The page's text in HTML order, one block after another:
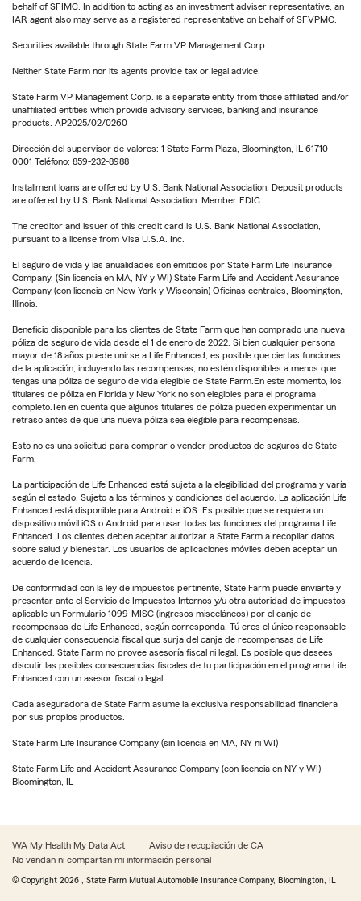
behalf of SFIMC. In addition to acting as an investment adviser representative, an
IAR agent also may serve as a registered representative on behalf of SFVPMC.
Securities available through State Farm VP Management Corp.
Neither State Farm nor its agents provide tax or legal advice.
State Farm VP Management Corp. is a separate entity from those affiliated and/or
unaffiliated entities which provide advisory services, banking and insurance
products. AP2025/02/0260
Dirección del supervisor de valores: 1 State Farm Plaza, Bloomington, IL 61710-
0001 Teléfono: 859-232-8988
Installment loans are offered by U.S. Bank National Association. Deposit products
are offered by U.S. Bank National Association. Member FDIC.
The creditor and issuer of this credit card is U.S. Bank National Association,
pursuant to a license from Visa U.S.A. Inc.
El seguro de vida y las anualidades son emitidos por State Farm Life Insurance
Company. (Sin licencia en MA, NY y WI) State Farm Life and Accident Assurance
Company (con licencia en New York y Wisconsin) Oficinas centrales, Bloomington,
Illinois.
Beneficio disponible para los clientes de State Farm que han comprado una nueva
póliza de seguro de vida desde el 1 de enero de 2022. Si bien cualquier persona
mayor de 18 años puede unirse a Life Enhanced, es posible que ciertas funciones
de la aplicación, incluyendo las recompensas, no estén disponibles a menos que
tengas una póliza de seguro de vida elegible de State Farm.En este momento, los
titulares de póliza en Florida y New York no son elegibles para el programa
completo.Ten en cuenta que algunos titulares de póliza pueden experimentar un
retraso antes de que una nueva póliza sea elegible para recompensas.
Esto no es una solicitud para comprar o vender productos de seguros de State
Farm.
La participación de Life Enhanced está sujeta a la elegibilidad del programa y varía
según el estado. Sujeto a los términos y condiciones del acuerdo. La aplicación Life
Enhanced está disponible para Android e iOS. Es posible que se requiera un
dispositivo móvil iOS o Android para usar todas las funciones del programa Life
Enhanced. Los clientes deben aceptar autorizar a State Farm a recopilar datos
sobre salud y bienestar. Los usuarios de aplicaciones móviles deben aceptar un
acuerdo de licencia.
De conformidad con la ley de impuestos pertinente, State Farm puede enviarte y
presentar ante el Servicio de Impuestos Internos y/u otra autoridad de impuestos
aplicable un Formulario 1099-MISC (ingresos misceláneos) por el canje de
recompensas de Life Enhanced, según corresponda. Tú eres el único responsable
de cualquier consecuencia fiscal que surja del canje de recompensas de Life
Enhanced. State Farm no provee asesoría fiscal ni legal. Es posible que desees
discutir las posibles consecuencias fiscales de tu participación en el programa Life
Enhanced con un asesor fiscal o legal.
Cada aseguradora de State Farm asume la exclusiva responsabilidad financiera
por sus propios productos.
State Farm Life Insurance Company (sin licencia en MA, NY ni WI)
State Farm Life and Accident Assurance Company (con licencia en NY y WI)
Bloomington, IL
WA My Health My Data Act
Aviso de recopilación de CA
No vendan ni compartan mi información personal
© Copyright 2026 , State Farm Mutual Automobile Insurance Company, Bloomington, IL